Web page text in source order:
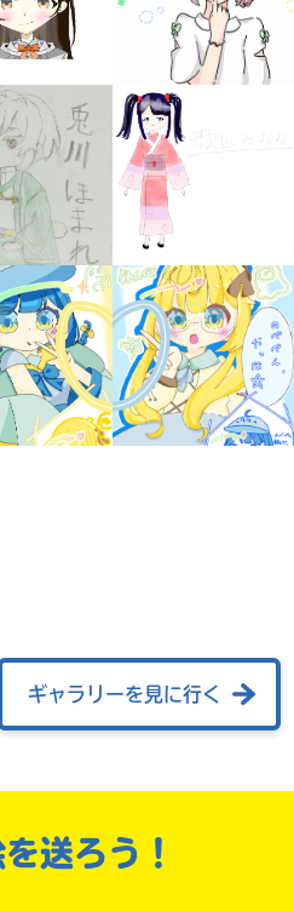
みんなの絵が
見られる
ギャラリー
本だなが作れる！
ギャラリーを見に行く
送ろう！